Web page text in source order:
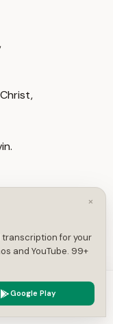
×
transcription for your
and YouTube. 99+
Google Play